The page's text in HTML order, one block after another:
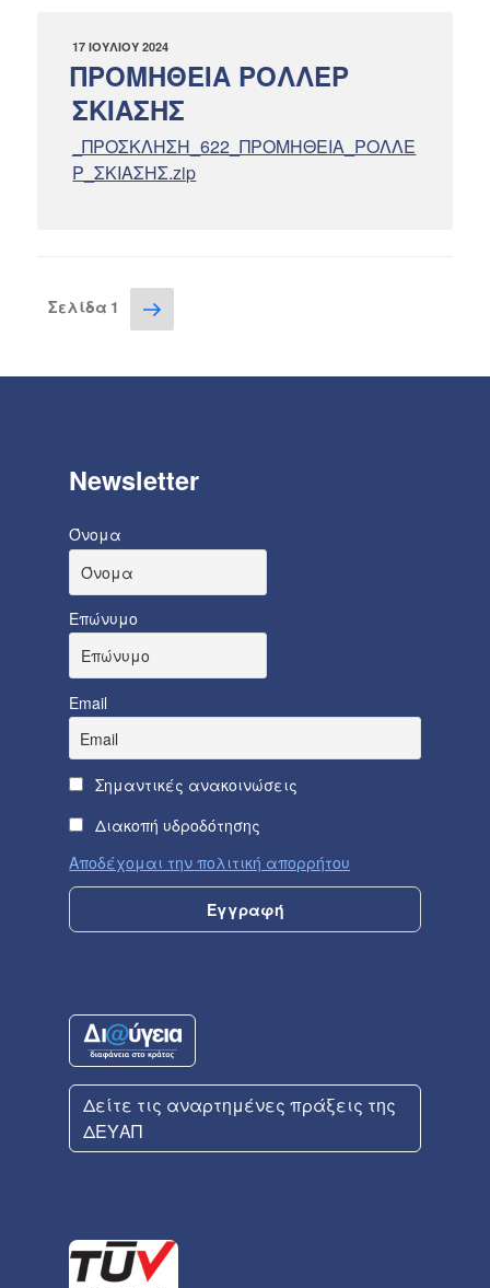
ΔΗΜΟΣΙΕΎΤΗΚΕ
17 ΙΟΥΛΊΟΥ 2024
ΠΡΟΜΗΘΕΙΑ ΡΟΛΛΕΡ
ΣΚΙΑΣΗΣ
_ΠΡΟΣΚΛΗΣΗ_622_ΠΡΟΜΗΘΕΙΑ_ΡΟΛΛΕ
Ρ_ΣΚΙΑΣΗΣ.zip
Σελιδοποίηση
άρθρων
Σελίδα 1 Επόμενη
σελίδα
Newsletter
Όνομα
Επώνυμο
Email
Σημαντικές ανακοινώσεις
Διακοπή υδροδότησης
Αποδέχομαι την πολιτική απορρήτου
Δείτε τις αναρτημένες πράξεις της
ΔΕΥΑΠ